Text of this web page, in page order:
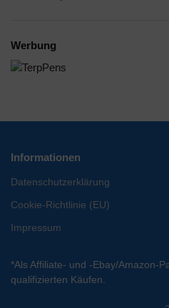
Werbung
Informationen
Datenschutzerklärung
Cookie-Richtlinie (EU)
Impressum
*Als Affiliate- und -Ebay/Amazon-
qualifizierten Käufen.